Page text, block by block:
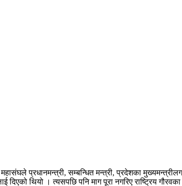
प्रधानमन्त्री, सम्बन्धित मन्त्री, प्रदेशका
दिएको थियो । त्यसपछि पनि माग पूरा नगरिए राष्ट्रिय